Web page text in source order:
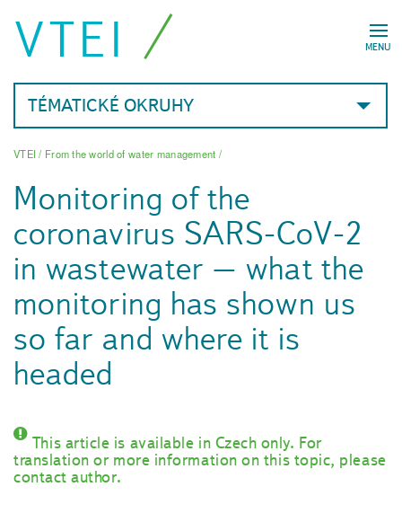
MENU
VTEI
TÉMATICKÉ OKRUHY
VTEI/ From the world of water management /
Monitoring of the
coronavirus SARS-CoV-2
in wastewater – what the
monitoring has shown us
so far and where it is
headed
This article is available in Czech only. For
translation or more information on this topic, please
contact author.